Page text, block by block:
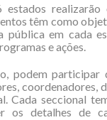
realizarão
têm como
pública em cada
e ações.
podem participar
coordenadores,
Cada seccional
os detalhes de